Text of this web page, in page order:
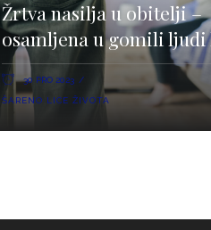
Žrtva nasilja u obitelji –
osamljena u gomili ljudi
30 PRO 2023
ŠARENO LICE ŽIVOTA